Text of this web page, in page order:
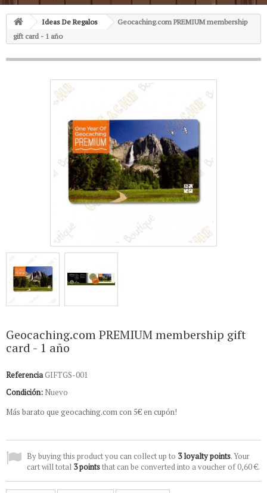
Ideas De Regalos
Geocaching.com PREMIUM membership
gift card - 1 año
Geocaching.com PREMIUM membership gift
card - 1 año
ReferenciaGIFTGS-001
Condición: Nuevo
Más barato que geocaching.com con 5€ en cupón!
By buying this product you can collect up to 3loyalty points. Your
cart will total 3pointsthat can be converted into a voucher of0,60 €.